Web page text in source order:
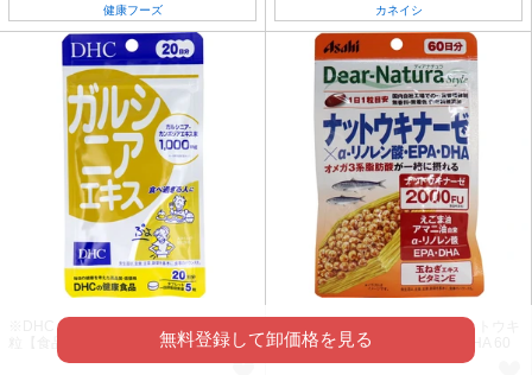
健康フーズ カネイシ
※DHC ガルシニアエキス 20日分 100
粒【食品・サプリメント】
※ディアナチュラスタイル ナットウキ
ナーゼ×αリノレン酸・EPA・DHA 60
日分 60粒入【サプリメント】
無料登録して卸価格を見る